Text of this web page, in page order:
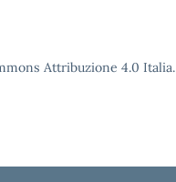
Attribuzione 4.0 Italia.